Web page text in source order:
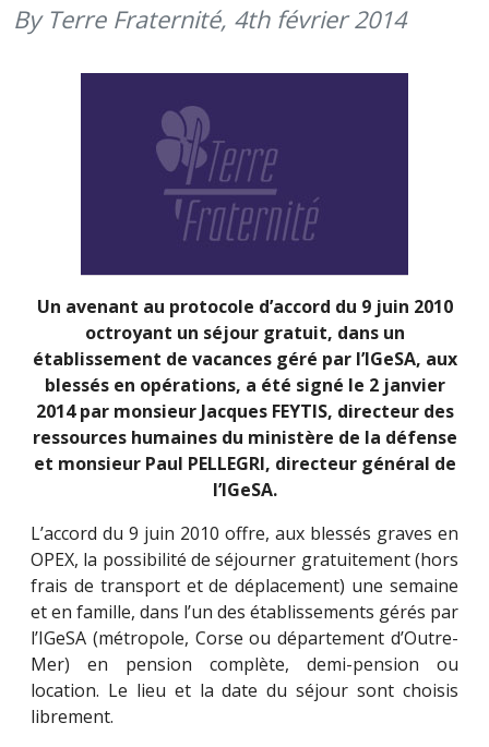
By Terre Fraternité, 4th février 2014
Un avenant au protocole d’accord du 9 juin 2010
octroyant un séjour gratuit, dans un
établissement de vacances géré par l’IGeSA, aux
blessés en opérations, a été signé le 2 janvier
2014 par monsieur Jacques FEYTIS, directeur des
ressources humaines du ministère de la défense
et monsieur Paul PELLEGRI, directeur général de
l’IGeSA.
L’accord du 9 juin 2010 offre, aux blessés graves en
OPEX, la possibilité de séjourner gratuitement (hors
frais de transport et de déplacement) une semaine
et en famille, dans l’un des établissements gérés par
l’IGeSA (métropole, Corse ou département d’Outre-
Mer) en pension complète, demi-pension ou
location. Le lieu et la date du séjour sont choisis
librement.